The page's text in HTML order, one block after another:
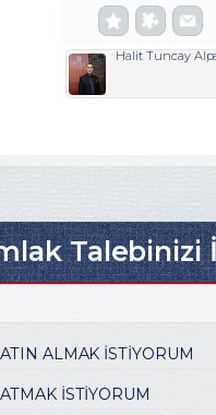
Halit Tuncay
Talebinizi
ALMAK İSTİYORUM
İSTİYORUM